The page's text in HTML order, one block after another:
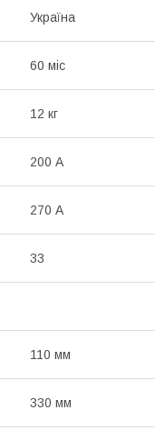
Україна
60 міс
12 кг
200 А
270 А
33
110 мм
330 мм